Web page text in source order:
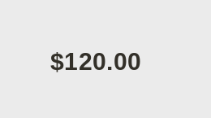
Prix
$120.00